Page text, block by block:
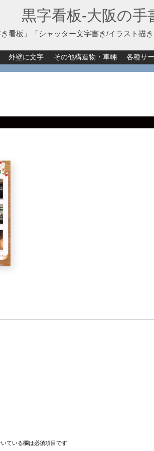
黒字看板‐大阪の手
き看板」「シャッター文字書き/イラスト描
外壁に文字 その他構造物・車輛 各種サ
いている欄は必須項目です